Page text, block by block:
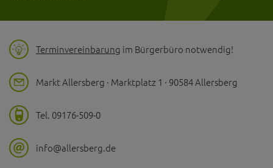
Terminvereinbarung im Bürgerbüro notwendig!
Markt Allersberg · Marktplatz 1 · 90584 Allersberg
Tel. 09176-509-0
info@allersberg.de